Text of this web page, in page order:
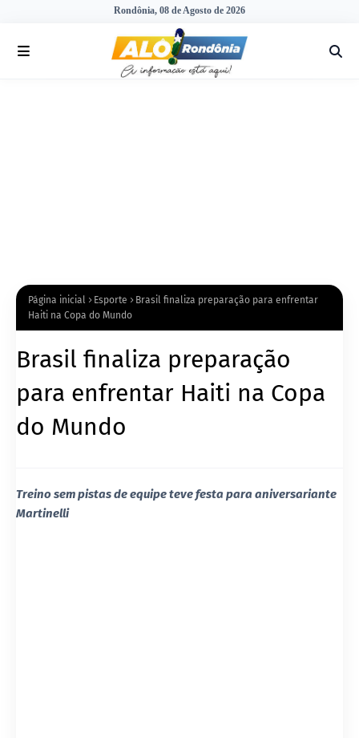
Rondônia, 08 de Agosto de 2026
Página inicial Esporte
Brasil finaliza preparação para enfrentar
Haiti na Copa do Mundo
Brasil finaliza preparação
para enfrentar Haiti na Copa
do Mundo
Treino sem pistas de equipe teve festa para aniversariante
Martinelli